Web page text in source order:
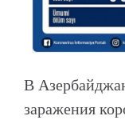
В
заражения